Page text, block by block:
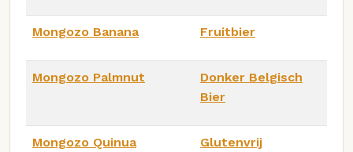
Mongozo Banana Fruitbier
Mongozo Palmnut
Donker Belgisch
Bier
Mongozo Quinua Glutenvrij